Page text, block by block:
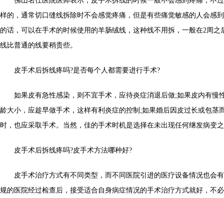
样的，通常切口缝线拆除时不会感觉疼痛，但是有些痛觉敏感的人会感
的话，可以在手术的时候使用的羊肠绒线，这种线不用拆，一般在2周之
线比普通的线要稍贵些。
皮手术后拆线疼吗?是否每个人都需要进行手术?
如果皮有急性感染，则不宜手术，应待炎症消退后做;如果皮内有慢
龄大小，应趁早做手术，这样有利炎症的控制;如果婚后因皮过长或包茎
时，也应采取手术。当然，佳的手术时机是选择在未出现任何继发病变
皮手术后拆线疼吗?皮手术方法哪种好?
皮手术治疗方式有不同类型，而不同医院引进的医疗设备情况也会
规的医院经过检查后，接受适合自身病症情况的手术治疗方式就好，不